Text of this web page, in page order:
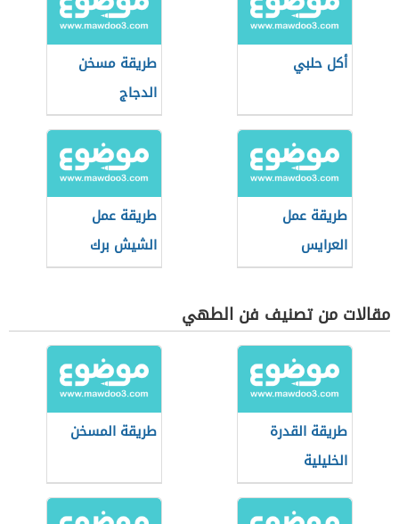
أكل حلبي
طريقة مسخن
الدجاج
طريقة عمل
العرايس
طريقة عمل
الشيش برك
السورية
مقالات من تصنيف فن الطهي
طريقة القدرة
الخليلية
طريقة المسخن